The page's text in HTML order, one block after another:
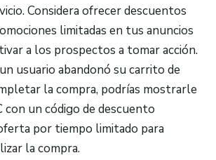
Considera ofrecer descuentos
limitadas en tus anuncios
a los prospectos a tomar acción.
usuario abandonó su carrito de
la compra, podrías mostrarle
con un código de descuento
por tiempo limitado para
la compra.